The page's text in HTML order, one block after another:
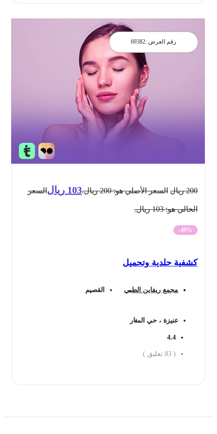
رقم العرض : 69382
ريال السعر الأصلي هو: 200 ريال. 103 ريالالسعر
الحالي هو: 103 ريال.
-49%
كشفية جلدية وتجميل
مجمع ريفاين الطبي القصيم
عنيزة ، حي المنار
4.4
83 تعليق )